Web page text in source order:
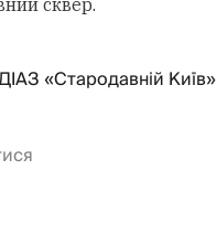
сквер.
«Стародавній Київ»